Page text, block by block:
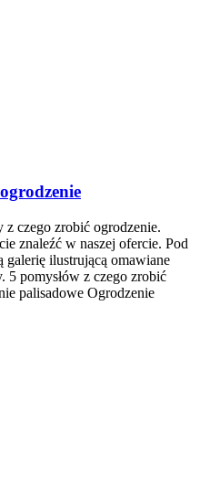
czego zrobić ogrodzenie.
znaleźć w naszej ofercie. Pod
galerię ilustrującą omawiane
5 pomysłów z czego zrobić
palisadowe Ogrodzenie